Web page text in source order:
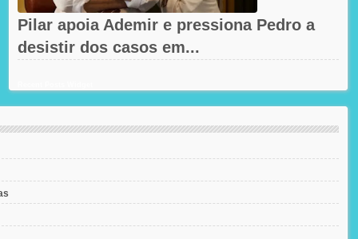
Pilar apoia Ademir e pressiona Pedro a
desistir dos casos em...